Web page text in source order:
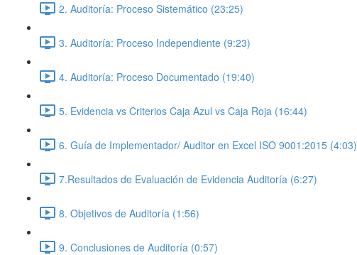
2. Auditoría: Proceso Sistemático (23:25)
3. Auditoría: Proceso Independiente (9:23)
4. Auditoría: Proceso Documentado (19:40)
5. Evidencia vs Criterios Caja Azul vs Caja Roja (16:44)
6. Guía de Implementador/ Auditor en Excel ISO 9001:2015 (4:03)
7.Resultados de Evaluación de Evidencia Auditoría (6:27)
8. Objetivos de Auditoría (1:56)
9. Conclusiones de Auditoría (0:57)